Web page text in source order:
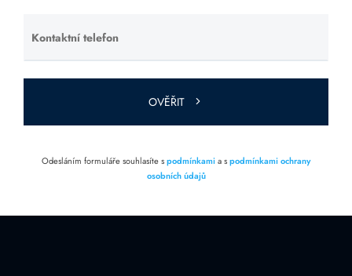
Kontaktní telefon
Ponechte
toto pole
prázdné.
OVĚŘIT
Odesláním formuláře souhlasíte spodmínkamia spodmínkami ochrany
osobních údajů